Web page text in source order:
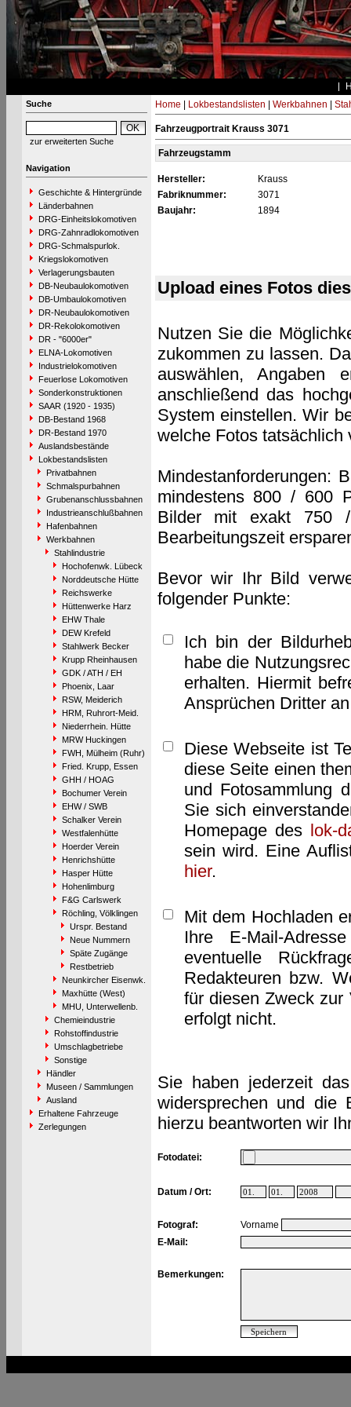
Suche
zur erweiterten Suche
Navigation
Geschichte & Hintergründe
Länderbahnen
DRG-Einheitslokomotiven
DRG-Zahnradlokomotiven
DRG-Schmalspurlok.
Kriegslokomotiven
Verlagerungsbauten
DB-Neubaulokomotiven
DB-Umbaulokomotiven
DR-Neubaulokomotiven
DR-Rekolokomotiven
DR - "6000er"
ELNA-Lokomotiven
Industrielokomotiven
Feuerlose Lokomotiven
Sonderkonstruktionen
SAAR (1920 - 1935)
DB-Bestand 1968
DR-Bestand 1970
Auslandsbestände
Lokbestandslisten
Privatbahnen
Schmalspurbahnen
Grubenanschlussbahnen
Industrieanschlußbahnen
Hafenbahnen
Werkbahnen
Stahlindustrie
Hochofenwk. Lübeck
Norddeutsche Hütte
Reichswerke
Hüttenwerke Harz
EHW Thale
DEW Krefeld
Stahlwerk Becker
Krupp Rheinhausen
GDK / ATH / EH
Phoenix, Laar
RSW, Meiderich
HRM, Ruhrort-Meid.
Niederrhein. Hütte
MRW Huckingen
FWH, Mülheim (Ruhr)
Fried. Krupp, Essen
GHH / HOAG
Bochumer Verein
EHW / SWB
Schalker Verein
Westfalenhütte
Hoerder Verein
Henrichshütte
Hasper Hütte
Hohenlimburg
F&G Carlswerk
Röchling, Völklingen
Urspr. Bestand
Neue Nummern
Späte Zugänge
Restbetrieb
Neunkircher Eisenwk.
Maxhütte (West)
MHU, Unterwellenb.
Chemieindustrie
Rohstoffindustrie
Umschlagbetriebe
Sonstige
Händler
Museen / Sammlungen
Ausland
Erhaltene Fahrzeuge
Zerlegungen
Home Lokbestandslisten Werkbahnen
Fahrzeugportrait Krauss 3071
Fahrzeugstamm
Hersteller:
Krauss
Fabriknummer:
3071
Baujahr:
1894
Upload eines Fotos
Nutzen Sie die
zukommen zu lassen.
auswählen, Angaben
anschließend das
System einstellen. Wir
welche Fotos tatsächlich
Mindestanforderungen:
mindestens 800 / 600
Bilder mit exakt 750
Bearbeitungszeit
Bevor wir Ihr Bild
folgender Punkte:
Ich bin der
habe die
erhalten. Hiermit
Ansprüchen Dritter
Diese Webseite ist
diese Seite einen
und Fotosammlung
Sie sich
Homepage des lok-
sein wird. Eine
hier.
Mit dem Hochladen
Ihre E-Mail-
eventuelle
Redakteuren bzw.
für diesen Zweck zur
erfolgt nicht.
Sie haben jederzeit
widersprechen und die
hierzu beantworten wir
Fotodatei:
Datum / Ort:
Fotograf:
Vorname
E-Mail:
Bemerkungen: